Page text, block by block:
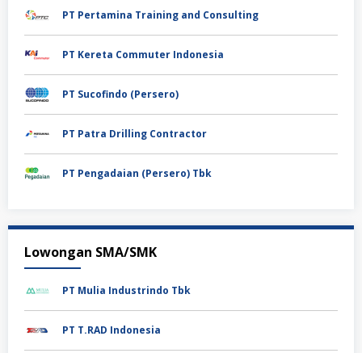
PT Pertamina Training and Consulting
PT Kereta Commuter Indonesia
PT Sucofindo (Persero)
PT Patra Drilling Contractor
PT Pengadaian (Persero) Tbk
Lowongan SMA/SMK
PT Mulia Industrindo Tbk
PT T.RAD Indonesia